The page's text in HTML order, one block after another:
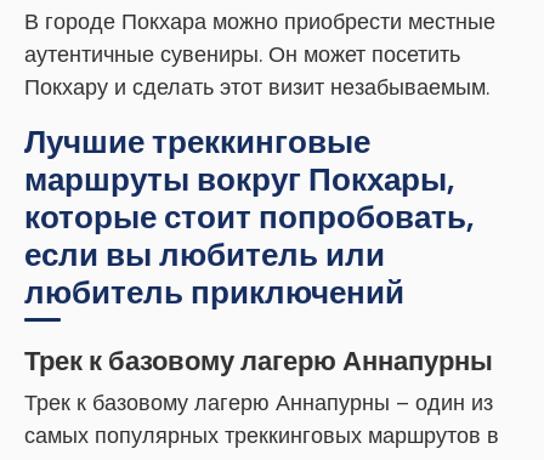
В городе Покхара можно приобрести местные
аутентичные сувениры. Он может посетить
Покхару и сделать этот визит незабываемым.
Лучшие треккинговые
маршруты вокруг Покхары,
которые стоит попробовать,
если вы любитель или
любитель приключений
Трек к базовому лагерю Аннапурны
Трек к базовому лагерю Аннапурны – один из
самых популярных треккинговых маршрутов в